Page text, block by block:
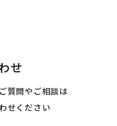
せ
質問やご相談は
せください